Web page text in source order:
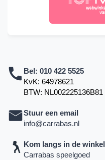
Bel: 010 422 5525
KvK: 64978621
BTW: NL002225136B81
Stuur een email
info@carrabas.nl
Kom langs in de winkel
Carrabas speelgoed